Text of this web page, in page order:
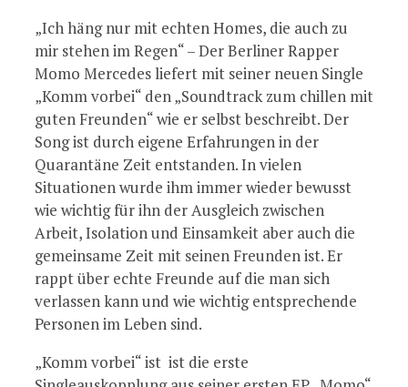
„Ich häng nur mit echten Homes, die auch zu
mir stehen im Regen“ – Der Berliner Rapper
Momo Mercedes liefert mit seiner neuen Single
„Komm vorbei“ den „Soundtrack zum chillen mit
guten Freunden“ wie er selbst beschreibt. Der
Song ist durch eigene Erfahrungen in der
Quarantäne Zeit entstanden. In vielen
Situationen wurde ihm immer wieder bewusst
wie wichtig für ihn der Ausgleich zwischen
Arbeit, Isolation und Einsamkeit aber auch die
gemeinsame Zeit mit seinen Freunden ist. Er
rappt über echte Freunde auf die man sich
verlassen kann und wie wichtig entsprechende
Personen im Leben sind.
„Komm vorbei“ ist ist die erste